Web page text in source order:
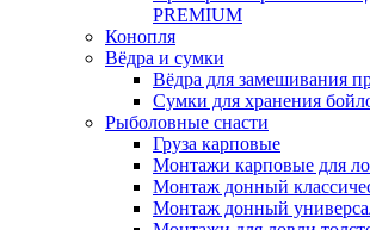
PREMIUM
Конопля
Вёдра и сумки
Вёдра для замешивания
Сумки для хранения
Рыболовные снасти
Груза карповые
Монтажи карповые для
Монтаж донный
Монтаж донный